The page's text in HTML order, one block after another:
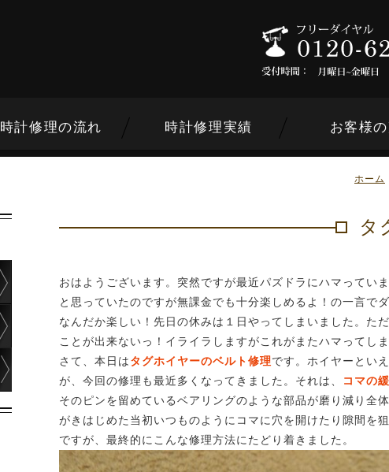
時計修理の流れ 時計修理実績 お客様
ホーム
タ
おはようございます。突然ですが最近パズドラにハマってい
と思っていたのですが無課金でも十分楽しめるよ！の一言で
なんだか楽しい！先日の休みは１日やってしまいました。た
ことが出来ないっ！イライラしますがこれがまたハマってし
さて、本日はタグホイヤーのベルト修理です。ホイヤーとい
が、今回の修理も最近多くなってきました。それは、
コマの
そのピンを留めているベアリングのような部品が磨り減り全
がきはじめた当初いつものようにコマに穴を開けたり隙間を
ですが、最終的にこんな修理方法にたどり着きました。
症状から選ぶ